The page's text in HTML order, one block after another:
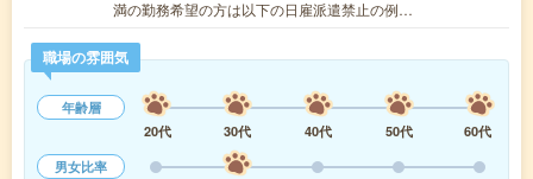
満の勤務希望の方は以下の日雇派遣禁止の例…
職場の雰囲気
年齢層
20代
30代 40代 50代
60代
男女比率